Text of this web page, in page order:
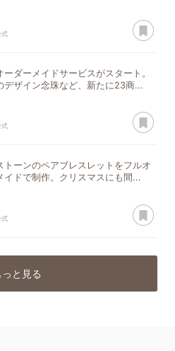
式
ーダーメイドサービスがスタート。
デザイン念珠など、新たに23商...
式
トーンのペアブレスレットをフルオ
イドで制作。クリスマスにも間...
式
っと見る